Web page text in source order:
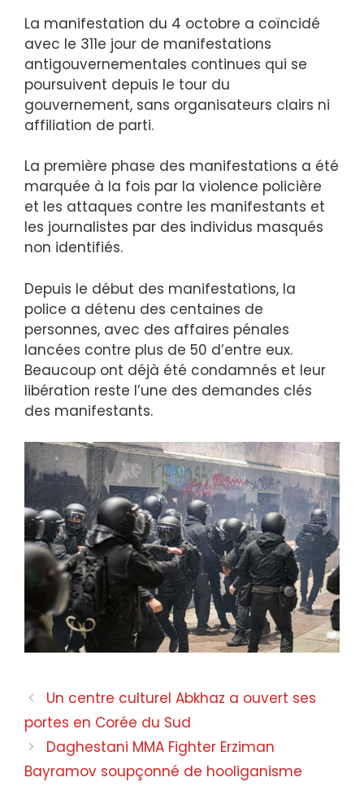
La manifestation du 4 octobre a coïncidé
avec le 311e jour de manifestations
antigouvernementales continues qui se
poursuivent depuis le tour du
gouvernement, sans organisateurs clairs ni
affiliation de parti.
La première phase des manifestations a été
marquée à la fois par la violence policière
et les attaques contre les manifestants et
les journalistes par des individus masqués
non identifiés.
Depuis le début des manifestations, la
police a détenu des centaines de
personnes, avec des affaires pénales
lancées contre plus de 50 d’entre eux.
Beaucoup ont déjà été condamnés et leur
libération reste l’une des demandes clés
des manifestants.
Un centre culturel Abkhaz a ouvert ses
portes en Corée du Sud
Daghestani MMA Fighter Erziman
Bayramov soupçonné de hooliganisme